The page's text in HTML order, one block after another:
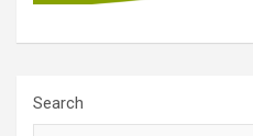
Search